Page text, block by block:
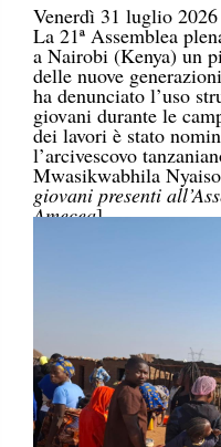
Venerdì 31 luglio 2026
La 21ª Assemblea
a Nairobi (Kenya) un
delle nuove
ha denunciato l’uso
giovani durante le
dei lavori è stato
l’arcivescovo
Mwasikwabhila
giovani presenti
Amecea]